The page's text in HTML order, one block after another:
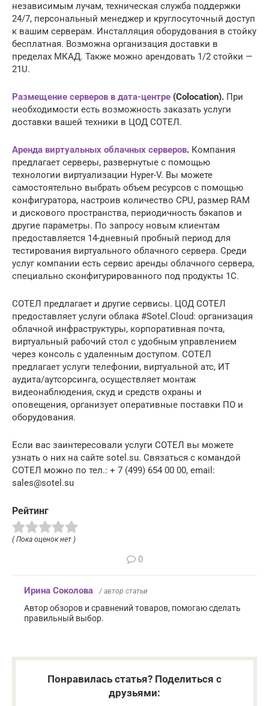
независимым лучам, техническая служба поддержки
24/7, персональный менеджер и круглосуточный доступ
к вашим серверам. Инсталляция оборудования в стойку
бесплатная. Возможна организация доставки в
пределах МКАД. Также можно арендовать 1/2 стойки —
21U.
Размещение серверов в дата-центре (Colocation). При
необходимости есть возможность заказать услуги
доставки вашей техники в ЦОД СОТЕЛ.
Аренда виртуальных облачных серверов. Компания
предлагает серверы, развернутые с помощью
технологии виртуализации Hyper-V. Вы можете
самостоятельно выбрать объем ресурсов с помощью
конфигуратора, настроив количество CPU, размер RAM
и дискового пространства, периодичность бэкапов и
другие параметры. По запросу новым клиентам
предоставляется 14-дневный пробный период для
тестирования виртуального облачного сервера. Среди
услуг компании есть сервис аренды облачного сервера,
специально сконфигурированного под продукты 1С.
СОТЕЛ предлагает и другие сервисы. ЦОД СОТЕЛ
предоставляет услуги облака #Sotel.Cloud: организация
облачной инфраструктуры, корпоративная почта,
виртуальный рабочий стол с удобным управлением
через консоль с удаленным доступом. СОТЕЛ
предлагает услуги телефонии, виртуальной атс, ИТ
аудита/аутсорсинга, осуществляет монтаж
видеонаблюдения, скуд и средств охраны и
оповещения, организует оперативные поставки ПО и
оборудования.
Если вас заинтересовали услуги СОТЕЛ вы можете
узнать о них на сайте sotel.su. Связаться с командой
СОТЕЛ можно по тел.: + 7 (499) 654 00 00, email:
sales@sotel.su
Рейтинг
( Пока оценок нет )
0
Ирина Соколова / автор статьи
Автор обзоров и сравнений товаров, помогаю сделать
правильный выбор.
Понравилась статья? Поделиться с
друзьями: